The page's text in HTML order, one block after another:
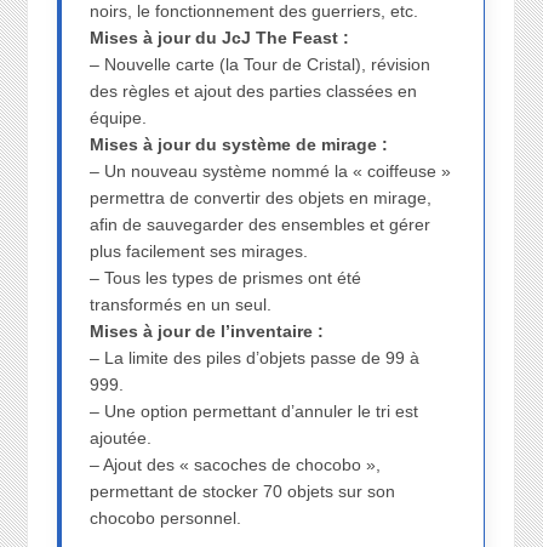
noirs, le fonctionnement des guerriers, etc.
Mises à jour du JcJ The Feast :
– Nouvelle carte (la Tour de Cristal), révision
des règles et ajout des parties classées en
équipe.
Mises à jour du système de mirage :
– Un nouveau système nommé la « coiffeuse »
permettra de convertir des objets en mirage,
afin de sauvegarder des ensembles et gérer
plus facilement ses mirages.
– Tous les types de prismes ont été
transformés en un seul.
Mises à jour de l’inventaire :
– La limite des piles d’objets passe de 99 à
999.
– Une option permettant d’annuler le tri est
ajoutée.
– Ajout des « sacoches de chocobo »,
permettant de stocker 70 objets sur son
chocobo personnel.